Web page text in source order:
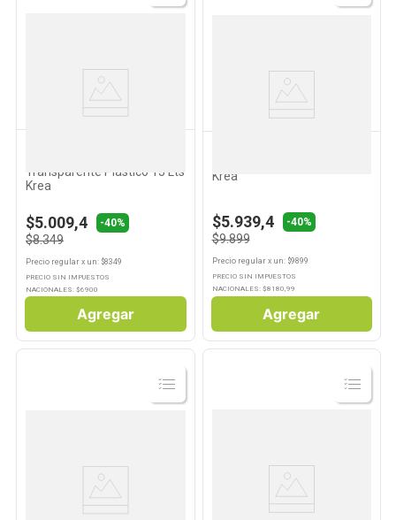
Ver
Producto
Transparente Plástico 13 Lts
Krea
$5.009,4 -40%
$8.349
Precio regular x un: $8349
PRECIO SIN IMPUESTOS
NACIONALES: $6900
Agregar
Ver
Producto
Krea
$5.939,4 -40%
$9.899
Precio regularx un: $9899
PRECIO SIN IMPUESTOS
NACIONALES: $8180,99
Agregar
Ver
Producto
Ver
Producto